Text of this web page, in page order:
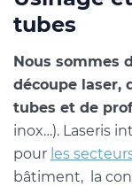
tubes
Nous sommes
découpe laser,
tubes et de
inox…). Laseris
pour les
bâtiment, la